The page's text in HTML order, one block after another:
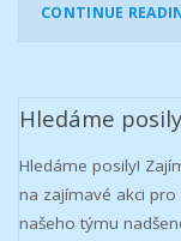
CONTINUE
Hledáme
Hledáme posily!
na zajímavé akci
našeho týmu